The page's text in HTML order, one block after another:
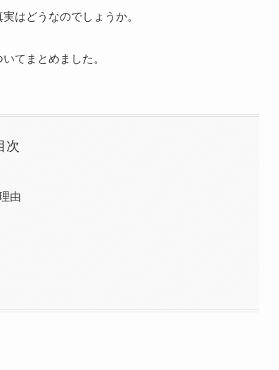
はどうなのでしょうか。
てまとめました。
次
由